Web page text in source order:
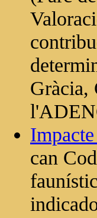
Gràcia,
can